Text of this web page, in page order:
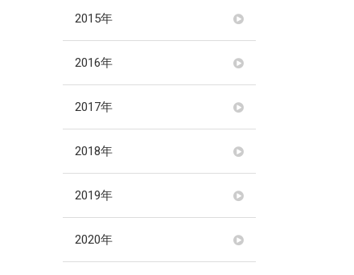
2015年
2016年
2017年
2018年
2019年
2020年